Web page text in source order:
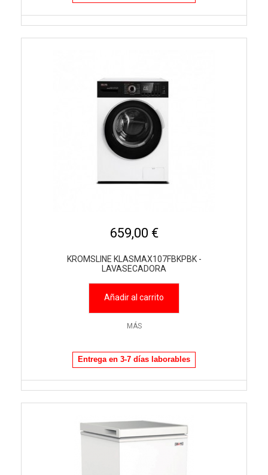
659,00 €
KROMSLINE KLASMAX107FBKPBK -
LAVASECADORA
Añadir al carrito
MÁS
Entrega en 3-7 días laborables